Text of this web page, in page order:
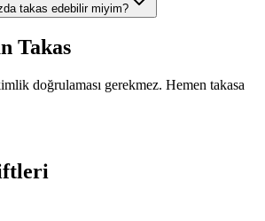
takas edebilir miyim?
Takas
doğrulaması gerekmez. Hemen takasa